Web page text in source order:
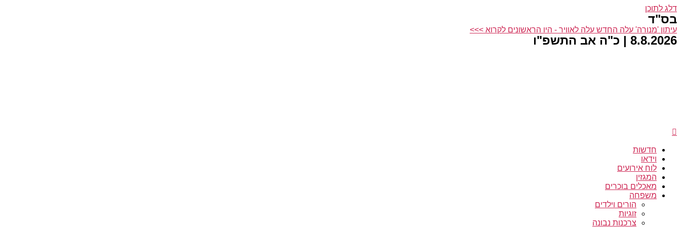
דלג לתוכן
בס"ד
עיתון 'מנורה' עלה החדש עלה לאוויר - היו הראשונים לקרוא >>>
8.8.2026 | כ"ה אב התשפ"ו
חדשות
וידאו
לוח אירועים
המגזין
מאכלים בוכרים
משפחה
הורים וילדים
זוגיות
צרכנות נבונה